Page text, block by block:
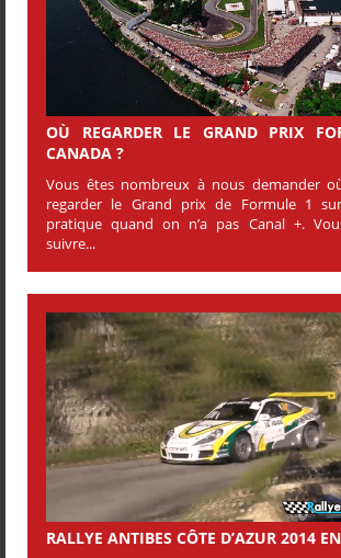
OÙ REGARDER LE GRAND PRIX
CANADA ?
Vous êtes nombreux à nous demander
regarder le Grand prix de Formule 1
pratique quand on n’a pas Canal +.
suivre...
RALLYE ANTIBES CÔTE D’AZUR 2014